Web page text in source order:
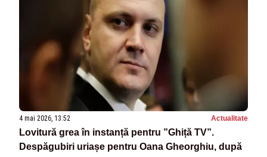
4 mai 2026, 13:52 Actualitate
Lovitură grea în instanță pentru ”Ghiță TV”.
Despăgubiri uriașe pentru Oana Gheorghiu, după